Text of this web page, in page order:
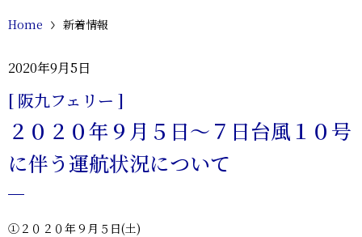
Home 新着情報
2020年9月5日
[ 阪九フェリー ]
２０２０年９月５日～７日台風１０号
に伴う運航状況について
①２０２０年９月５日(土)